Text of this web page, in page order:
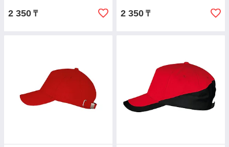
2 350 ₸ 2 350 ₸